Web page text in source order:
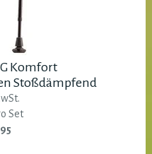
Komfort
Stoßdämpfend
Set